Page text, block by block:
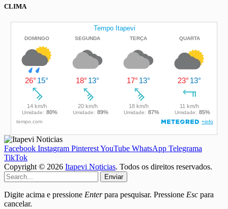
CLIMA
Facebook Instagram PinterestYouTube WhatsApp Telegrama
TikTok
Copyright © 2026 Itapevi Noticias. Todos os direitos reservados.
Enviar
Digite acima e pressione Enterpara pesquisar. Pressione Esc para
cancelar.